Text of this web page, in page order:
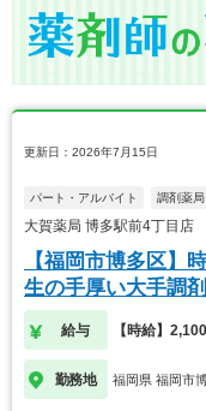
更新日：2026年7月15日
パート・アルバイト 調剤薬局
大賀薬局 博多駅前4丁目店
【福岡市博多区】
生の手厚い大手調
給与 【時給】
勤務地 福岡県 福岡市